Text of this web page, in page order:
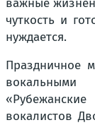
важные
чуткость и
нуждается.
Праздничное
вокалистов